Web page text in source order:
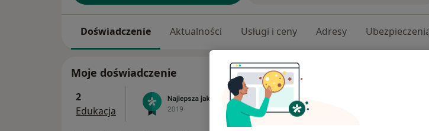
Doświadczenie Aktualności Usługi i ceny Adresy Ubezpieczenia
Moje doświadczenie
2
Edukacja